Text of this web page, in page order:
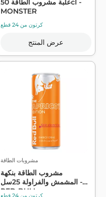
علبة مشروب الطاقة 50cl -
MONSTER
كرتون من 24 قطع
عرض المنتج
مشروبات الطاقة
مشروب الطاقة بنكهة
المشمش والفراولة 25سل -
RED BULL
كرتون من 24 قطع